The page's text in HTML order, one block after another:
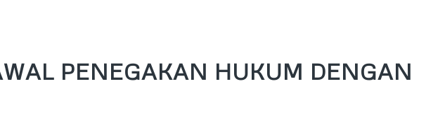
PENEGAKAN HUKUM DENGAN